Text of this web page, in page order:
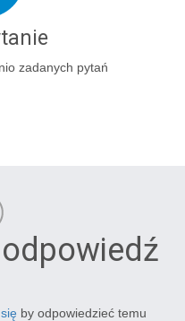
zadanych pytań
by odpowiedzieć temu